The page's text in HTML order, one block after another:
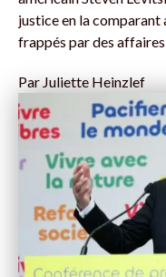
justice en la comparant
frappés par des
Par Juliette Heinzlef